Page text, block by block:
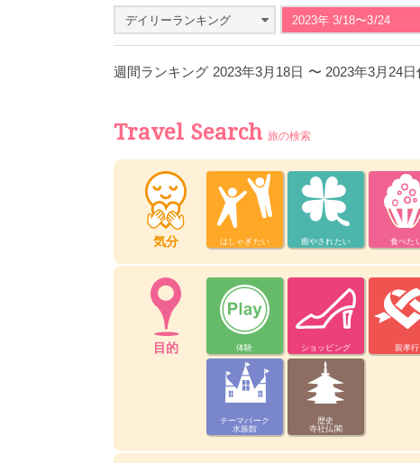
デイリーランキング 2023年 3/18〜3/24
週間ランキング 2023年3月18日 〜 2023年3月24
Travel Search 旅の検索
気分 はしゃぎたい 癒やされたい 食べた
目的 体験 ショッピング 親孝行
テーマパーク
水族館
歴史
寺社仏閣